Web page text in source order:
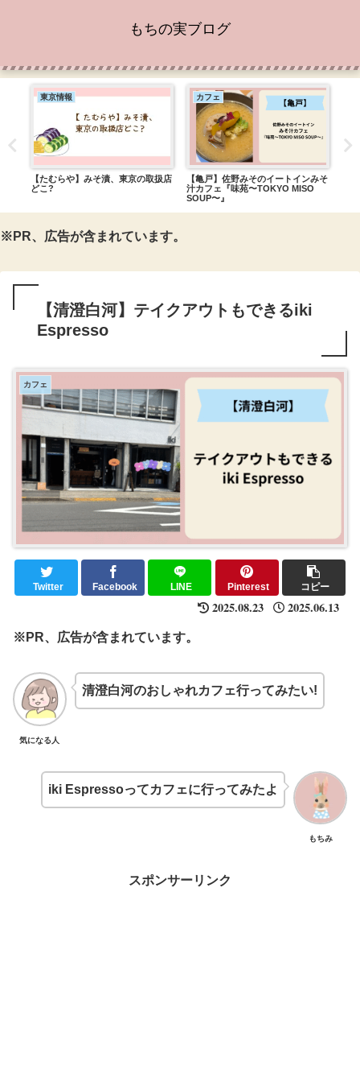
もちの実ブログ
東京情報
【たむらや】みそ漬、東京の取扱店
どこ?
カフェ
【亀戸】佐野みそのイートインみそ
汁カフェ『味苑〜TOKYO MISO
SOUP〜』
※PR、広告が含まれています。
【清澄白河】テイクアウトもできるiki
Espresso
カフェ
Twitter Facebook LINE Pinterest コピー
2025.08.23 2025.06.13
※PR、広告が含まれています。
気になる人
清澄白河のおしゃれカフェ行ってみたい!
もちみ
iki Espressoってカフェに行ってみたよ
スポンサーリンク